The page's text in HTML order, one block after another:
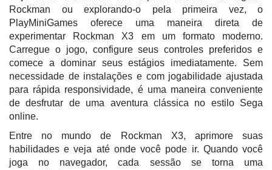
Rockman ou explorando-o pela primeira vez, o
PlayMiniGames oferece uma maneira direta de
experimentar Rockman X3 em um formato moderno.
Carregue o jogo, configure seus controles preferidos e
comece a dominar seus estágios imediatamente. Sem
necessidade de instalações e com jogabilidade ajustada
para rápida responsividade, é uma maneira conveniente
de desfrutar de uma aventura clássica no estilo Sega
online.
Entre no mundo de Rockman X3, aprimore suas
habilidades e veja até onde você pode ir. Quando você
joga no navegador, cada sessão se torna uma